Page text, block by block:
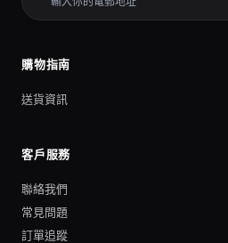
購物指南
送貨資訊
客戶服務
聯絡我們
常見問題
訂單追蹤